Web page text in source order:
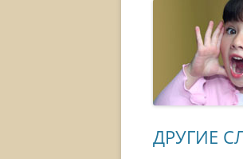
ДРУГИЕ